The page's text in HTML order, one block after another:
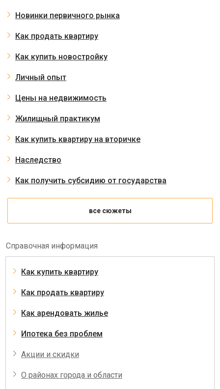
Новинки первичного рынка
Как продать квартиру
Как купить новостройку
Личный опыт
Цены на недвижимость
Жилищный практикум
Как купить квартиру на вторичке
Наследство
Как получить субсидию от государства
все сюжеты
Справочная информация
Как купить квартиру
Как продать квартиру
Как арендовать жилье
Ипотека без проблем
Акции и скидки
О районах города и области